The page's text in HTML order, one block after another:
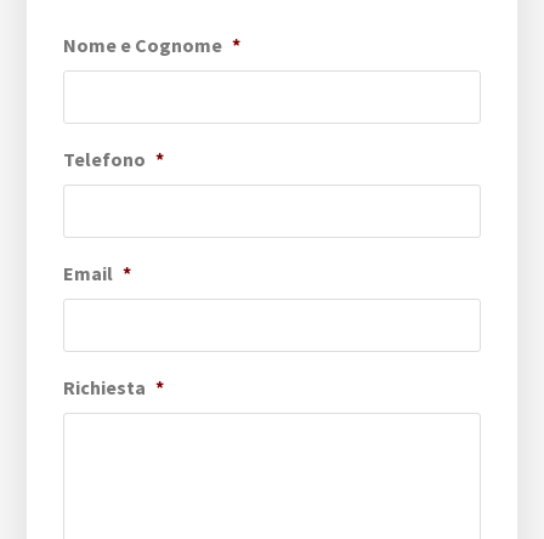
Nome e Cognome *
Telefono *
Email *
Richiesta *